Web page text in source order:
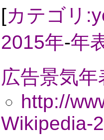
[カテゴリ
2015年-年
広告景気年
http://
Wikipedia-